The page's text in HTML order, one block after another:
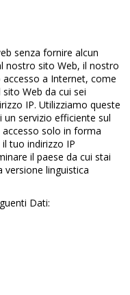
senza fornire alcun
nostro sito Web, il nostro
a Internet, come
Web da cui sei
IP. Utilizziamo queste
servizio efficiente sul
solo in forma
tuo indirizzo IP
il paese da cui stai
versione linguistica
Dati: